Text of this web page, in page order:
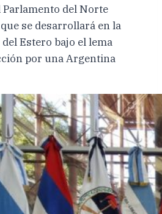
Parlamento del Norte
se desarrollará en la
Estero bajo el lema
por una Argentina